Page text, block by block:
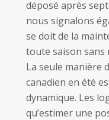
déposé après
nous signalons
se doit de la
toute saison sans
La seule manière
canadien en été
dynamique. Les
qu’estimer une